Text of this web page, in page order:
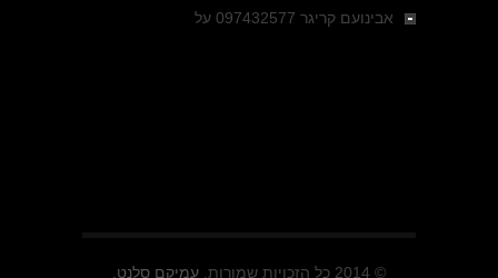
אבינועם קריגר 097432577 על
© 2014 כל הזכויות שמורות. עמיקם סלנט.